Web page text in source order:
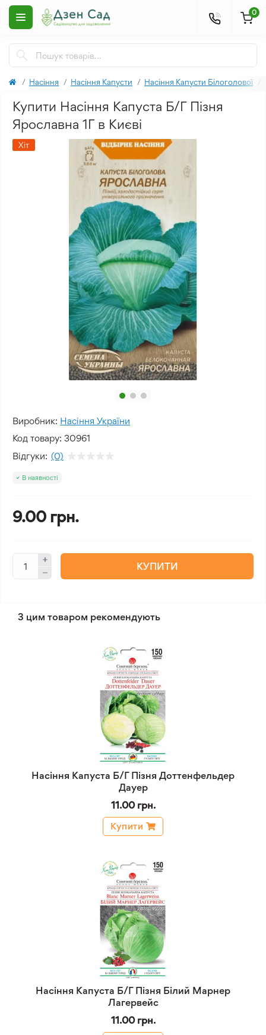
0
Насіння Насіння Капусти Насіння Капусти Білоголової
Купити Насіння Капуста Б/Г Пізня
Ярославна 1Г в Києві
Хіт
Виробник: Насіння України
Код товару: 30961
Відгуки: (0)
В наявності
9.00 грн.
КУПИТИ
З цим товаром рекомендують
Насіння Капуста Б/Г Пізня Доттенфельдер
Дауер
11.00 грн.
Купити
Насіння Капуста Б/Г Пізня Білий Марнер
Лагервейс
11.00 грн.